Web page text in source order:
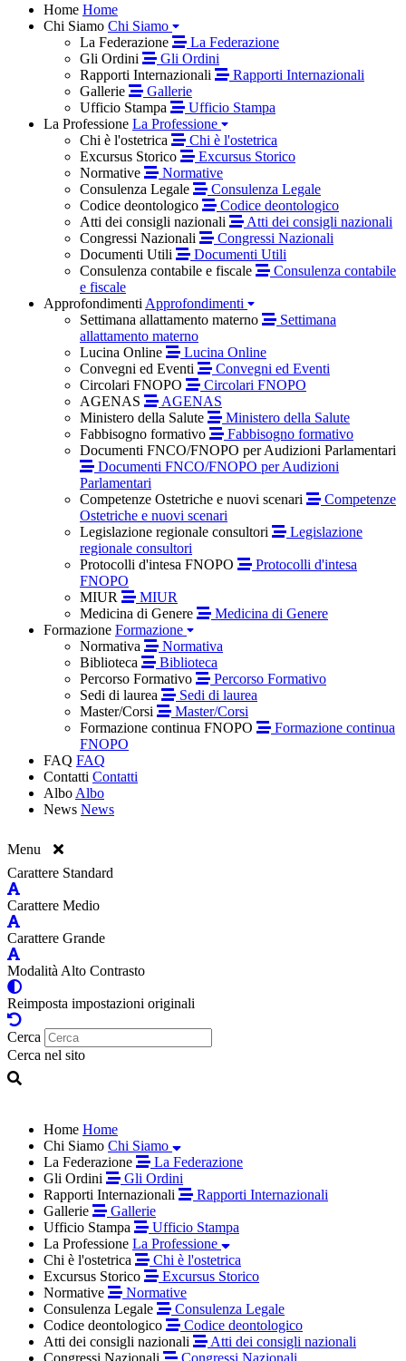
Home Home
Chi Siamo Chi Siamo
La Federazione
La Federazione
Gli Ordini
Gli Ordini
Rapporti Internazionali
Rapporti Internazionali
Gallerie
Gallerie
Ufficio Stampa
Ufficio Stampa
La Professione La Professione
Chi è l'ostetrica
Chi è l'ostetrica
Excursus Storico
Excursus Storico
Normative
Normative
Consulenza Legale
Consulenza Legale
Codice deontologico
Codice deontologico
Atti dei consigli nazionali
Atti dei consigli nazionali
Congressi Nazionali
Congressi Nazionali
Documenti Utili
Documenti Utili
Consulenza contabile e fiscale
Consulenza contabile
e fiscale
Approfondimenti Approfondimenti
Settimana allattamento materno
Settimana
allattamento materno
Lucina Online
Lucina Online
Convegni ed Eventi
Convegni ed Eventi
Circolari FNOPO
Circolari FNOPO
AGENAS
AGENAS
Ministero della Salute
Ministero della Salute
Fabbisogno formativo
Fabbisogno formativo
Documenti FNCO/FNOPO per Audizioni Parlamentari
Documenti FNCO/FNOPO per Audizioni
Parlamentari
Competenze Ostetriche e nuovi scenari
Competenze
Ostetriche e nuovi scenari
Legislazione regionale consultori
Legislazione
regionale consultori
Protocolli d'intesa FNOPO
Protocolli d'intesa
FNOPO
MIUR
MIUR
Medicina di Genere
Medicina di Genere
Formazione Formazione
Normativa
Normativa
Biblioteca
Biblioteca
Percorso Formativo
Percorso Formativo
Sedi di laurea
Sedi di laurea
Master/Corsi
Master/Corsi
Formazione continua FNOPO
Formazione continua
FNOPO
FAQ FAQ
Contatti Contatti
Albo Albo
News News
Menu
Carattere Standard
Carattere Medio
Carattere Grande
Modalità Alto Contrasto
Reimposta impostazioni originali
Cerca
Cerca nel sito
Home Home
Chi Siamo Chi Siamo
La Federazione
La Federazione
Gli Ordini
Gli Ordini
Rapporti Internazionali
Rapporti Internazionali
Gallerie
Gallerie
Ufficio Stampa
Ufficio Stampa
La Professione La Professione
Chi è l'ostetrica
Chi è l'ostetrica
Excursus Storico
Excursus Storico
Normative
Normative
Consulenza Legale
Consulenza Legale
Codice deontologico
Codice deontologico
Atti dei consigli nazionali
Atti dei consigli nazionali
Congressi Nazionali
Congressi Nazionali